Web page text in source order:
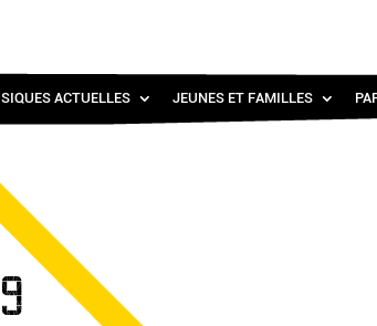
ACTUELLES JEUNES ET FAMILLES